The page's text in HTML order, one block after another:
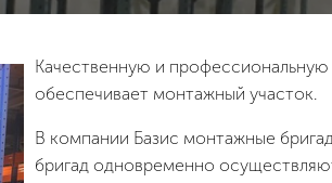
Качественную и
обеспечивает монтажный участок.
В компании Базис монтажные
бригад одновременно